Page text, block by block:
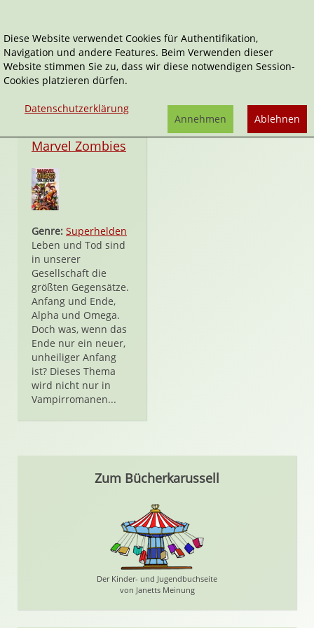
Marvel Zombies Collection
Marvel Zombies
Genre: Superhelden
Leben und Tod sind
in unserer
Gesellschaft die
größten Gegensätze.
Anfang und Ende,
Alpha und Omega.
Doch was, wenn das
Ende nur ein neuer,
unheiliger Anfang
ist? Dieses Thema
wird nicht nur in
Vampirromanen...
Zum Bücherkarussell
Der Kinder- und Jugendbuchseite
von Janetts Meinung
Diese Website verwendet Cookies für Authentifikation,
Navigation und andere Features. Beim Verwenden dieser
Website stimmen Sie zu, dass wir diese notwendigen Session-
Cookies platzieren dürfen.
Datenschutzerklärung
Ablehnen
Annehmen